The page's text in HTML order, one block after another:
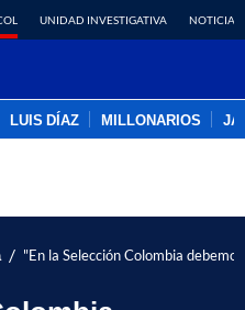
UNIDAD INVESTIGATIVA NOTICIAS
LUIS DÍAZ MILLONARIOS
/ "En la Selección Colombia